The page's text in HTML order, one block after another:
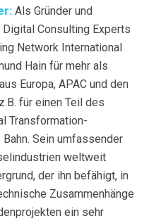
Als Gründer und
Consulting Experts
Network International
Hain für mehr als
Europa, APAC und den
für einen Teil des
Transformation-
Sein umfassender
weltweit
der ihn befähigt, in
Zusammenhänge
ein sehr